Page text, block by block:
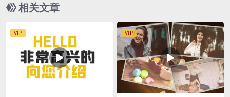
相关文章
VIP VIP